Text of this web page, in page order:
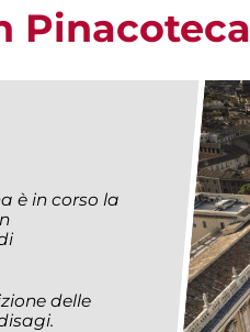
Pinacoteca
è in corso la
delle